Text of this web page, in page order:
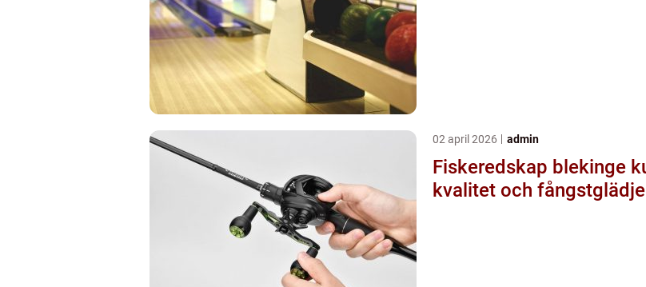
02 april 2026 admin
Fiskeredskap blekinge kunskap,
kvalitet och fångstglädje